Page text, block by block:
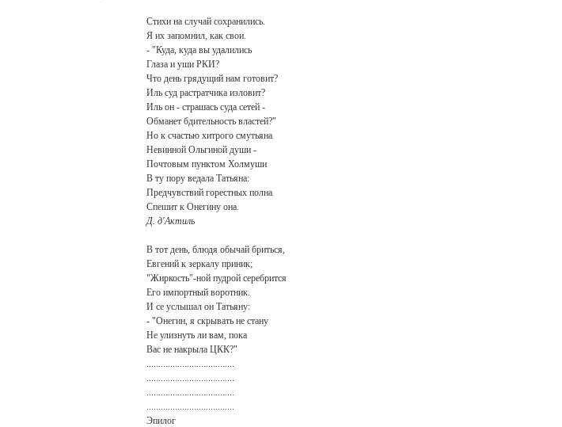
Стихи на случай сохранились.
Я их запомнил, как свои.
- "Куда, куда вы удалились
Глаза и уши РКИ?
Что день грядущий нам готовит?
Иль суд растратчика изловит?
Иль он - страшась суда сетей -
Обманет бдительность властей?"
Но к счастью хитрого смутьяна
Невинной Ольгиной души -
Почтовым пунктом Холмуши
В ту пору ведала Татьяна:
Предчувствий горестных полна
Спешит к Онегину она.
Д. д'Актиль
В тот день, блюдя обычай бриться,
Евгений к зеркалу приник;
"Жиркость"-ной пудрой серебрится
Его импортный воротник.
И се услышал он Татьяну:
- "Онегин, я скрывать не стану
Не улизнуть ли вам, пока
Вас не накрыла ЦКК?"
Эпилог